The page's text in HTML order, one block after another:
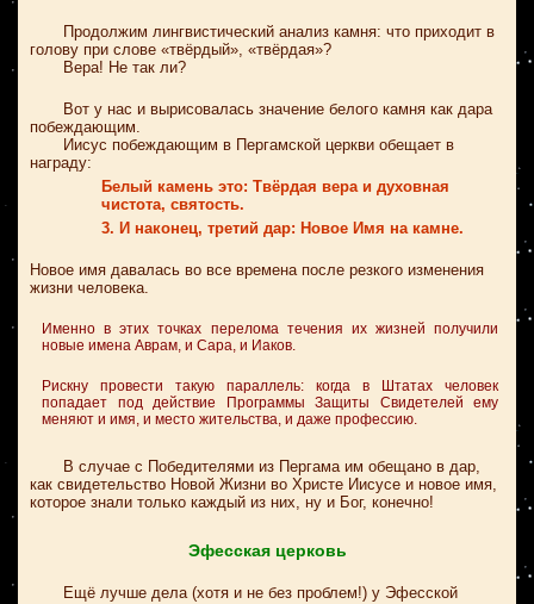
Продолжим лингвистический анализ камня: что приходит в
голову при слове «твёрдый», «твёрдая»?
Вера! Не так ли?
Вот у нас и вырисовалась значение белого камня как дара
побеждающим.
Иисус побеждающим в Пергамской церкви обещает в
награду:
Белый камень это: Твёрдая вера и духовная
чистота, святость.
3. И наконец, третий дар: Новое Имя на камне.
Новое имя давалась во все времена после резкого изменения
жизни человека.
Именно в этих точках перелома течения их жизней получили
новые имена Аврам, и Сара, и Иаков.
Рискну провести такую параллель: когда в Штатах человек
попадает под действие Программы Защиты Свидетелей ему
меняют и имя, и место жительства, и даже профессию.
В случае с Победителями из Пергама им обещано в дар,
как свидетельство Новой Жизни во Христе Иисусе и новое имя,
которое знали только каждый из них, ну и Бог, конечно!
Эфесская церковь
Ещё лучше дела (хотя и не без проблем!) у Эфесской